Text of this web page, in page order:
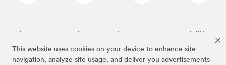
This website uses cookies on your device to enhance site
navigation, analyze site usage, and deliver you advertisements
Las marcas mencionadas anteriormente son marcas comerciales de 3M.